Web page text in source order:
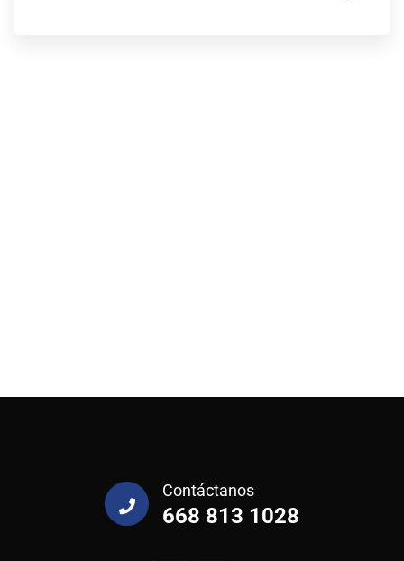
Contáctanos
668 813 1028